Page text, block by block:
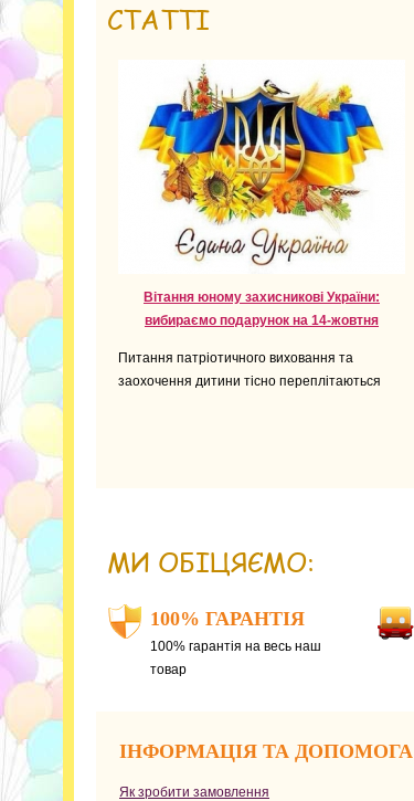
СТАТТІ
Вітання юному захисникові України:
вибираємо подарунок на 14-жовтня
Питання патріотичного виховання та
заохочення дитини тісно переплітаються
МИ ОБІЦЯЄМО:
100% ГАРАНТІЯ
100% гарантія на весь наш
товар
ІНФОРМАЦІЯ ТА ДОПОМОГА
Як зробити замовлення